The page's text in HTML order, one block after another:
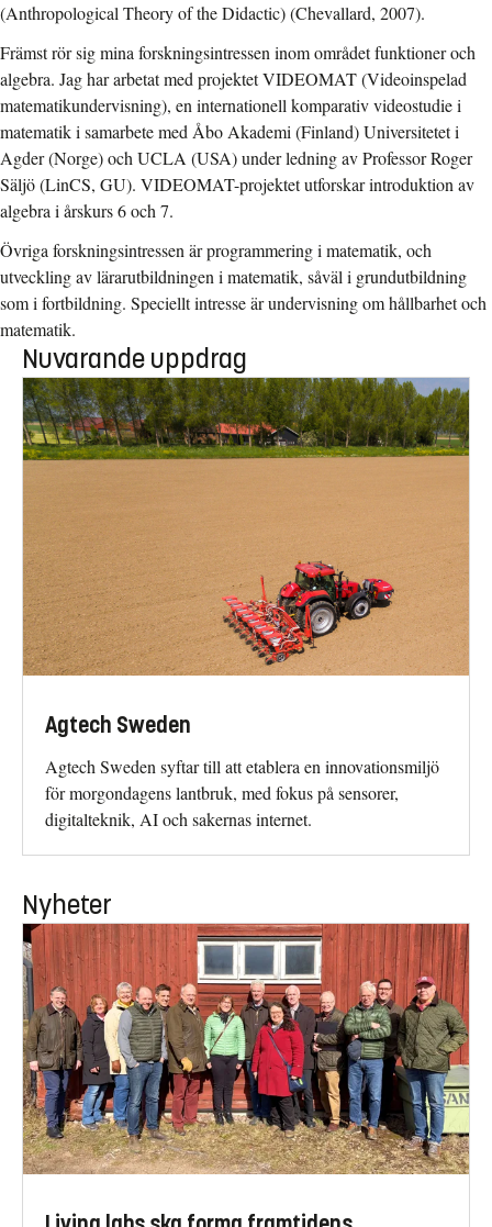
(Anthropological Theory of the Didactic) (Chevallard, 2007).
Främst rör sig mina forskningsintressen inom området funktioner och
algebra. Jag har arbetat med projektet VIDEOMAT (Videoinspelad
matematikundervisning), en internationell komparativ videostudie i
matematik i samarbete med Åbo Akademi (Finland) Universitetet i
Agder (Norge) och UCLA (USA) under ledning av Professor Roger
Säljö (LinCS, GU). VIDEOMAT-projektet utforskar introduktion av
algebra i årskurs 6 och 7.
Övriga forskningsintressen är programmering i matematik, och
utveckling av lärarutbildningen i matematik, såväl i grundutbildning
som i fortbildning. Speciellt intresse är undervisning om hållbarhet och
matematik.
Nuvarande uppdrag
Agtech Sweden
Agtech Sweden syftar till att etablera en innovationsmiljö
för morgondagens lantbruk, med fokus på sensorer,
digitalteknik, AI och sakernas internet.
Nyheter